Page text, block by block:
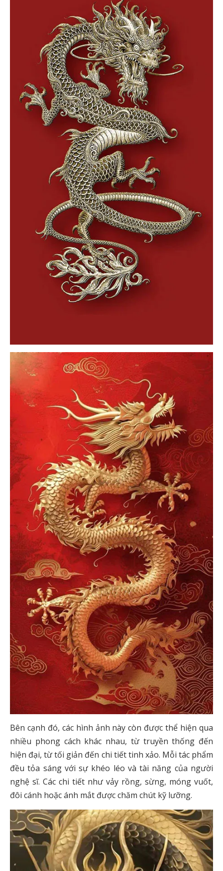
Bên cạnh đó, các hình ảnh này còn được thể hiện qua
nhiều phong cách khác nhau, từ truyền thống đến
hiện đại, từ tối giản đến chi tiết tinh xảo. Mỗi tác phẩm
đều tỏa sáng với sự khéo léo và tài năng của người
nghệ sĩ. Các chi tiết như vảy rồng, sừng, móng vuốt,
đôi cánh hoặc ánh mắt được chăm chút kỹ lưỡng.